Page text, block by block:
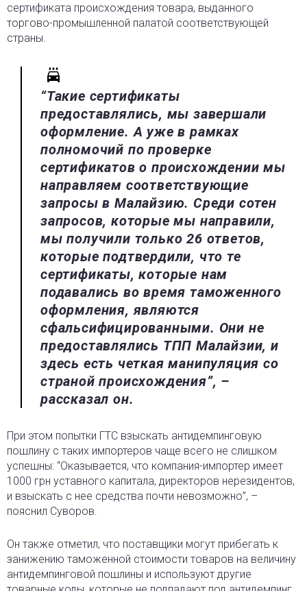
сертификата происхождения товара, выданного
торгово-промышленной палатой соответствующей
страны.
“Такие сертификаты
предоставлялись, мы завершали
оформление. А уже в рамках
полномочий по проверке
сертификатов о происхождении мы
направляем соответствующие
запросы в Малайзию. Среди сотен
запросов, которые мы направили,
мы получили только 26 ответов,
которые подтвердили, что те
сертификаты, которые нам
подавались во время таможенного
оформления, являются
сфальсифицированными. Они не
предоставлялись ТПП Малайзии, и
здесь есть четкая манипуляция со
страной происхождения”, –
рассказал он.
При этом попытки ГТС взыскать антидемпинговую
пошлину с таких импортеров чаще всего не слишком
успешны: “Оказывается, что компания-импортер имеет
1000 грн уставного капитала, директоров нерезидентов,
и взыскать с нее средства почти невозможно”, –
пояснил Суворов.
Он также отметил, что поставщики могут прибегать к
занижению таможенной стоимости товаров на величину
антидемпинговой пошлины и используют другие